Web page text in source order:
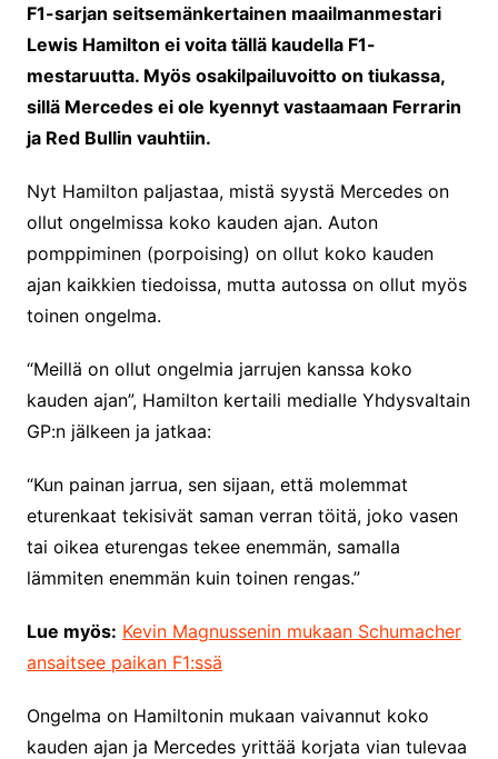
F1-sarjan seitsemänkertainen maailmanmestari
Lewis Hamilton ei voita tällä kaudella F1-
mestaruutta. Myös osakilpailuvoitto on tiukassa,
sillä Mercedes ei ole kyennyt vastaamaan Ferrarin
ja Red Bullin vauhtiin.
Nyt Hamilton paljastaa, mistä syystä Mercedes on
ollut ongelmissa koko kauden ajan. Auton
pomppiminen (porpoising) on ollut koko kauden
ajan kaikkien tiedoissa, mutta autossa on ollut myös
toinen ongelma.
“Meillä on ollut ongelmia jarrujen kanssa koko
kauden ajan”, Hamilton kertaili medialle Yhdysvaltain
GP:n jälkeen ja jatkaa:
“Kun painan jarrua, sen sijaan, että molemmat
eturenkaat tekisivät saman verran töitä, joko vasen
tai oikea eturengas tekee enemmän, samalla
lämmiten enemmän kuin toinen rengas.”
Lue myös: Kevin Magnussenin mukaan Schumacher
ansaitsee paikan F1:ssä
Ongelma on Hamiltonin mukaan vaivannut koko
kauden ajan ja Mercedes yrittää korjata vian tulevaa